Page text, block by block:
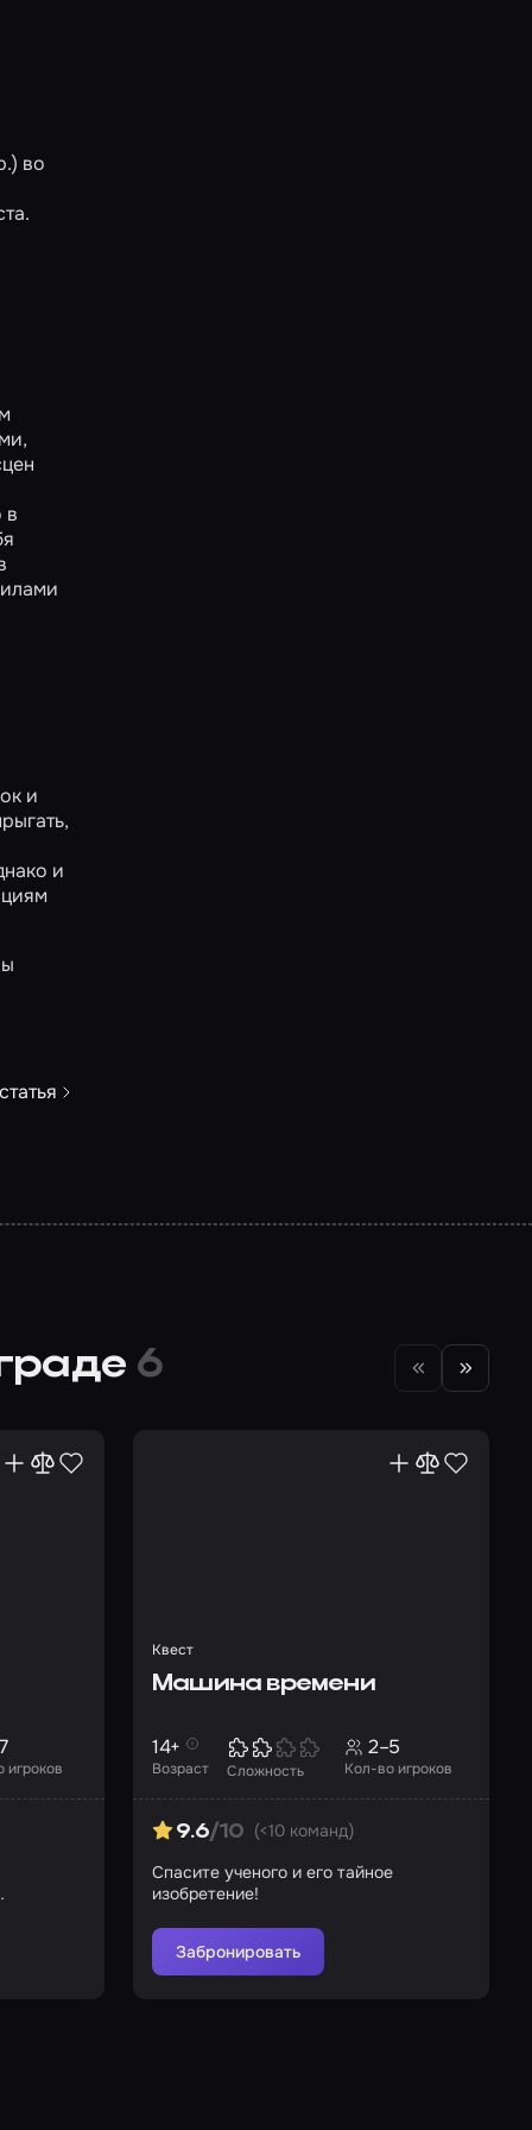
во
в
и
и
6
игроков
Квест
Машина времени
Возраст
14+
Сложность Кол-во игроков
2–5
9.6/10 (<10 команд)
Спасите ученого и его тайное
изобретение!
Забронировать